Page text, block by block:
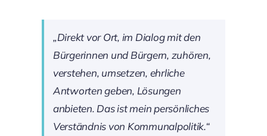
„Direkt vor Ort, im Dialog mit den
Bürgerinnen und Bürgern, zuhören,
verstehen, umsetzen, ehrliche
Antworten geben, Lösungen
anbieten. Das ist mein persönliches
Verständnis von Kommunalpolitik.“